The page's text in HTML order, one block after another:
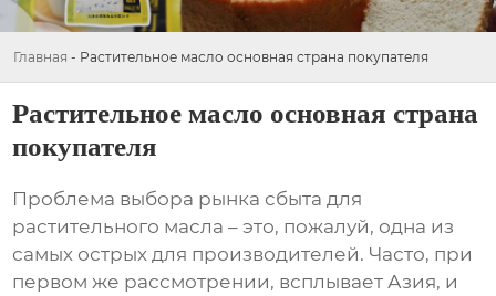
Главная - Растительное масло основная страна покупателя
Растительное масло основная страна
покупателя
Проблема выбора рынка сбыта для
растительного масла – это, пожалуй, одна из
самых острых для производителей. Часто, при
первом же рассмотрении, всплывает Азия, и